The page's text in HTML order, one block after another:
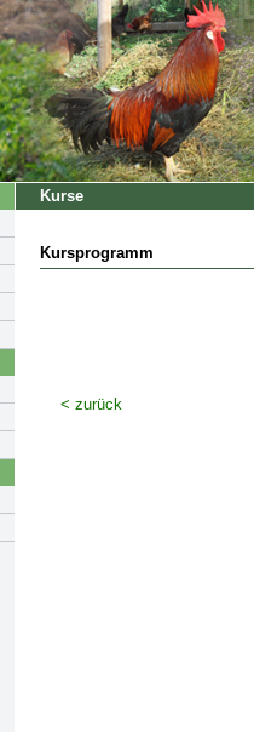
Kurse
Kursprogramm
< zurück